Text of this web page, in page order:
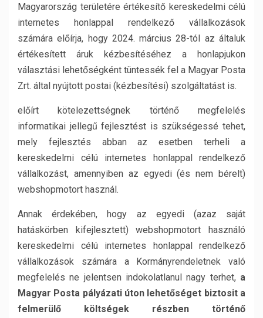
Magyarország területére értékesítő kereskedelmi célú
internetes honlappal rendelkező vállalkozások
számára előírja, hogy 2024. március 28-tól az általuk
értékesített áruk kézbesítéséhez a honlapjukon
választási lehetőségként tüntessék fel a Magyar Posta
Zrt. által nyújtott postai (kézbesítési) szolgáltatást is.
előírt kötelezettségnek történő megfelelés
informatikai jellegű fejlesztést is szükségessé tehet,
mely fejlesztés abban az esetben terheli a
kereskedelmi célú internetes honlappal rendelkező
vállalkozást, amennyiben az egyedi (és nem bérelt)
webshopmotort használ.
Annak érdekében, hogy az egyedi (azaz saját
hatáskörben kifejlesztett) webshopmotort használó
kereskedelmi célú internetes honlappal rendelkező
vállalkozások számára a Kormányrendeletnek való
megfelelés ne jelentsen indokolatlanul nagy terhet, a
Magyar Posta pályázati úton lehetőséget biztosit a
felmerülő költségek részben történő